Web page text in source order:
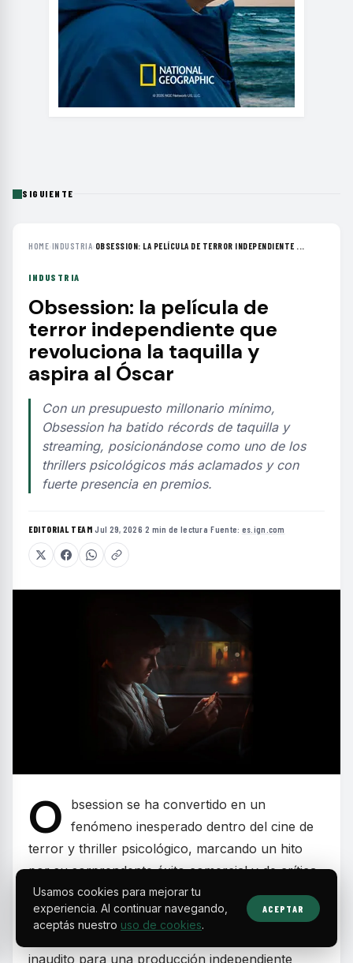
SIGUIENTE
HOME›INDUSTRIA› OBSESSION: LA PELÍCULA DE TERROR INDEPENDIENTE ...
INDUSTRIA
Obsession: la película de
terror independiente que
revoluciona la taquilla y
aspira al Óscar
Con un presupuesto millonario mínimo,
Obsession ha batido récords de taquilla y
streaming, posicionándose como uno de los
thrillers psicológicos más aclamados y con
fuerte presencia en premios.
EDITORIAL TEAM·Jul 29, 2026·2 min de lectura·Fuente: es.ign.com
O
bsession se ha convertido en un
fenómeno inesperado dentro del cine de
terror y thriller psicológico, marcando un hito
por su sorprendente éxito comercial y de crítica.
La película, realizada con un presupuesto
inferior al millón de dólares, ha logrado recaudar
inaudito para una producción independiente
Usamos cookies para mejorar tu
experiencia. Al continuar navegando,
aceptás nuestro uso de cookies.
ACEPTAR